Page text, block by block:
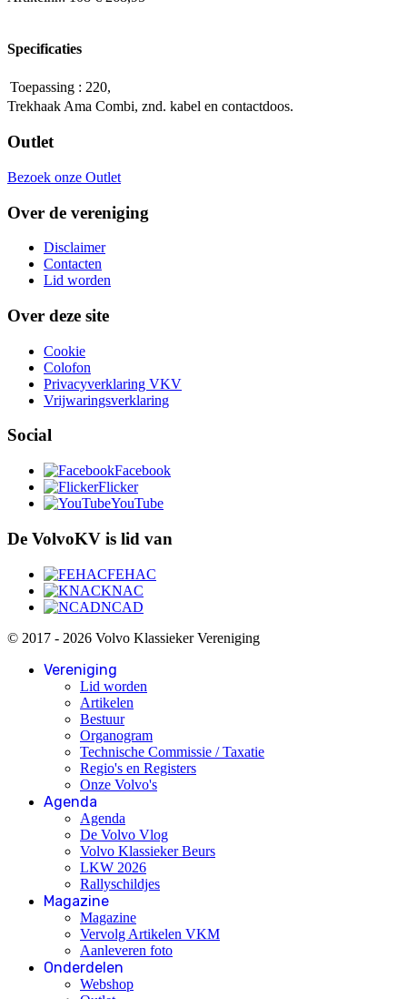
Specificaties
Toepassing : 220,
Trekhaak Ama Combi, znd. kabel en contactdoos.
Outlet
Bezoek onze Outlet
Over de vereniging
Disclaimer
Contacten
Lid worden
Over deze site
Cookie
Colofon
Privacyverklaring VKV
Vrijwaringsverklaring
Social
Facebook
Flicker
YouTube
De VolvoKV is lid van
FEHAC
KNAC
NCAD
© 2017 - 2026 Volvo Klassieker Vereniging
Vereniging
Lid worden
Artikelen
Bestuur
Organogram
Technische Commissie / Taxatie
Regio's en Registers
Onze Volvo's
Agenda
Agenda
De Volvo Vlog
Volvo Klassieker Beurs
LKW 2026
Rallyschildjes
Magazine
Magazine
Vervolg Artikelen VKM
Aanleveren foto
Onderdelen
Webshop